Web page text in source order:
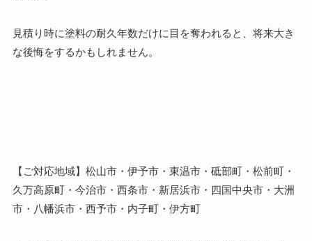
見積り時に塗料の耐久年数だけに目を奪われると、将来大き
な後悔をするかもしれません。
【ご対応地域】松山市・伊予市・東温市・砥部町・松前町・
久万高原町・今治市・西条市・新居浜市・四国中央市・大洲
市・八幡浜市・西予市・内子町・伊方町